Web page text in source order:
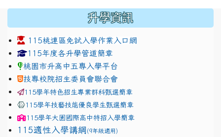
升學資訊
115桃連區免試入學作業入口網
link to https://www.jhjhs.tyc.edu.tw/modules/
115年度各升學管道簡章
桃園市升高中五專入學平台
技專校院招生委員會聯合會
115學年特色招生專業群科甄選簡章
115學年技藝技能優良學生甄選簡章
115學年大園國際高中特招入學簡章
115適性入學講綱 (9年級適用)